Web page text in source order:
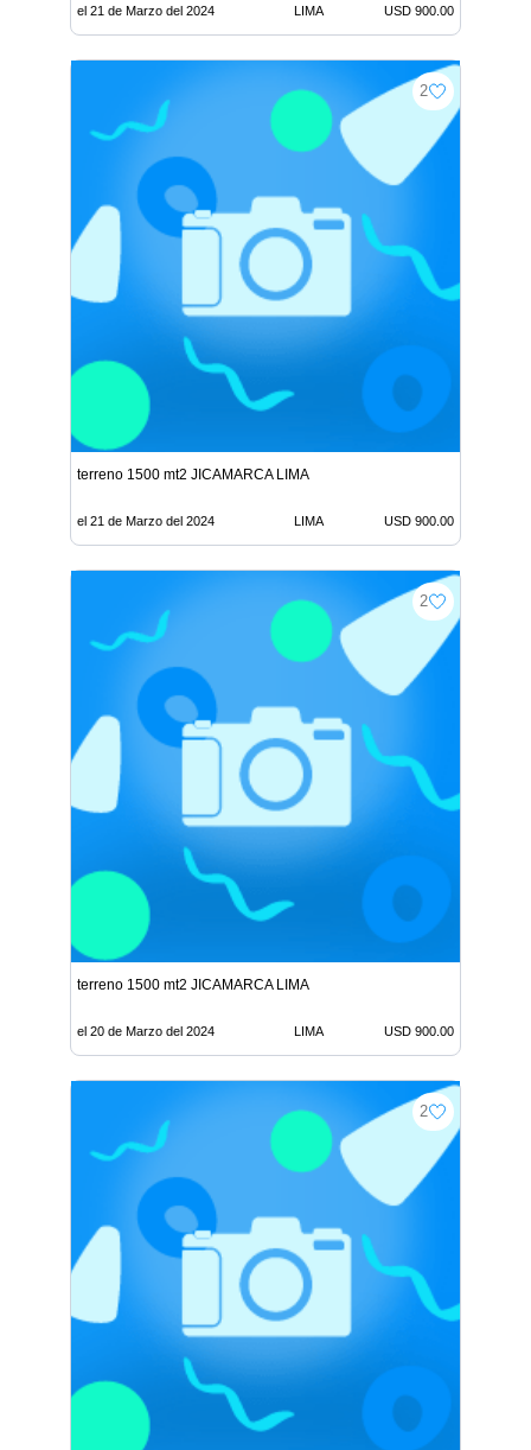
el 21 de Marzo del 2024 LIMA USD 900.00
2
terreno 1500 mt2 JICAMARCA LIMA
el 21 de Marzo del 2024 LIMA USD 900.00
2
terreno 1500 mt2 JICAMARCA LIMA
el 20 de Marzo del 2024 LIMA USD 900.00
2